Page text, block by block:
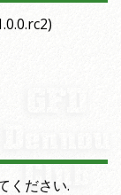
ください.